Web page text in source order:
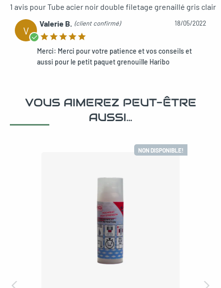
1 avis pourTube acier noir double filetage grenaillé gris clair
V
Valerie B. (client confirmé) 18/05/2022
Merci: Merci pour votre patience et vos conseils et
aussi pour le petit paquet grenouille Haribo
VOUS AIMEREZ PEUT-ÊTRE
AUSSI…
NON DISPONIBLE!